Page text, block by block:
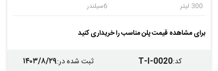
300 لیتر
6سیلندر
کمپرسی
اتاق سازان
برای مشاهده قیمت پلن مناسب را خریداری کنید
کد:
T-I-0020 ثبت شده در:۱۴۰۳/۸/۲۹